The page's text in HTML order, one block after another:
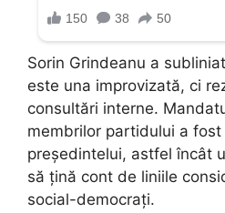
Sorin Grindeanu a
este una improvizată, ci
consultări interne.
membrilor partidului a
președintelui, astfel încât
să țină cont de liniile
social-democrați.